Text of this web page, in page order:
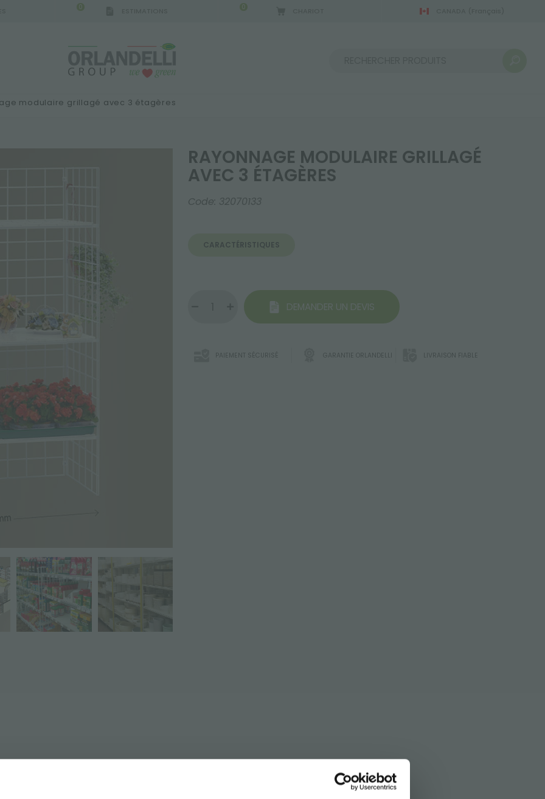
0 0
modulaire grillagé avec 3 étagères
RAYONNAGE MODULAIRE GRILLAGÉ
AVEC 3 ÉTAGÈRES
Code: 32070133
CARACTÉRISTIQUES
DEMANDER UN DEVIS
PAIEMENT SÉCURISÉ GARANTIE ORLANDELLI LIVRAISON FIABLE